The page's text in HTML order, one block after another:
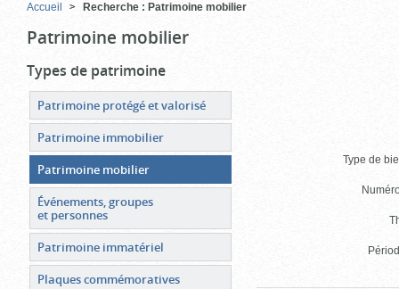
Accueil Recherche : Patrimoine mobilier
Patrimoine mobilier
Type de
Types de patrimoine
Patrimoine protégé et valorisé
Patrimoine immobilier
Patrimoine mobilier
Événements, groupes
et personnes
Patrimoine immatériel
Plaques commémoratives